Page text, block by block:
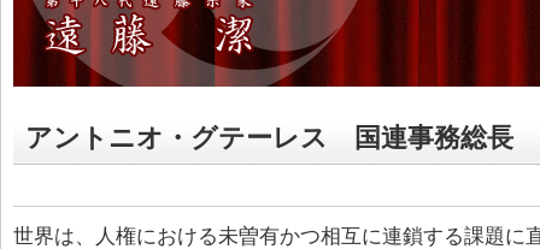
アントニオ・グテーレス 国連事務総長
世界は、人権における未曽有かつ相互に連鎖する課題に